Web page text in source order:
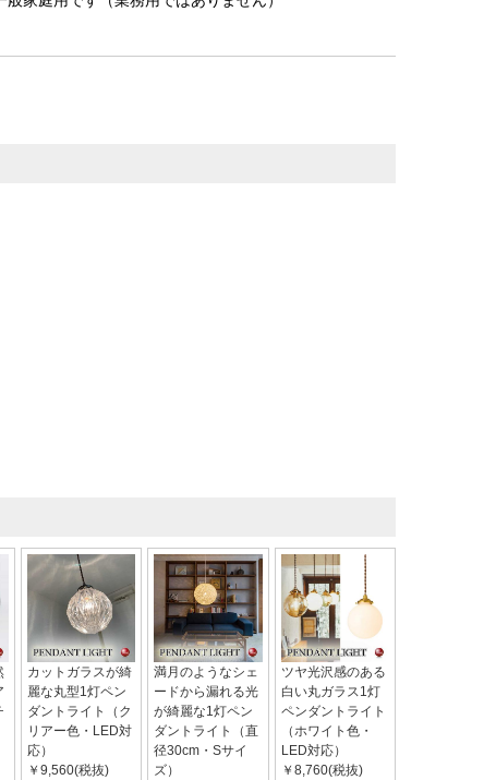
カットガラスが綺
麗な丸型1灯ペン
ダントライト（ク
リアー色・LED対
応）
￥9,560(税抜)
満月のようなシェ
ードから漏れる光
が綺麗な1灯ペン
ダントライト（直
径30cm・Sサイ
ズ）
ツヤ光沢感のある
白い丸ガラス1灯
ペンダントライト
（ホワイト色・
LED対応）
￥8,760(税抜)